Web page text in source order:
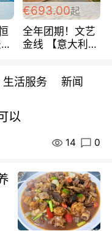
房
€693.00起
全年团期！文艺
金线 【意大利一
每周铁发！
生活服务 新闻
以
14 0